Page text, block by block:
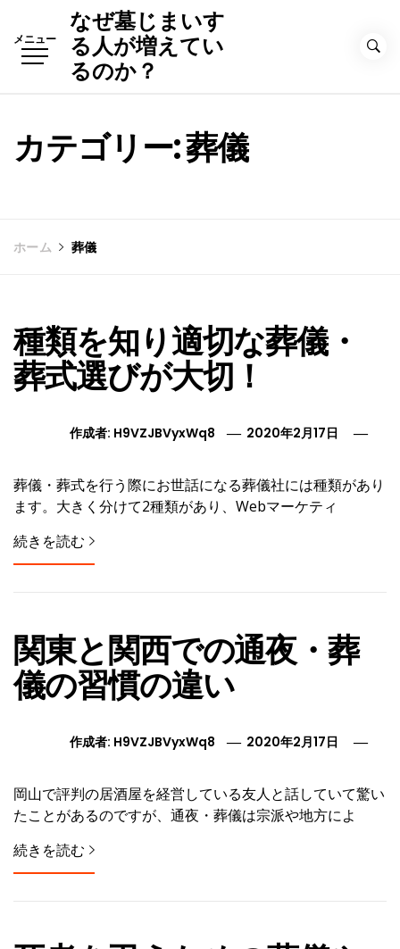
メニュー
なぜ墓じまいす
る人が増えてい
るのか？
カテゴリー: 葬儀
ホーム 葬儀
種類を知り適切な葬儀・
葬式選びが大切！
作成者: H9VZJBVyxWq8 2020年2月17日
葬儀・葬式を行う際にお世話になる葬儀社には種類があり
ます。大きく分けて2種類があり、Webマーケティ
続きを読む
関東と関西での通夜・葬
儀の習慣の違い
作成者: H9VZJBVyxWq8 2020年2月17日
岡山で評判の居酒屋を経営している友人と話していて驚い
たことがあるのですが、通夜・葬儀は宗派や地方によ
続きを読む